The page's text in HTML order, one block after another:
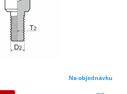
Na objednávku